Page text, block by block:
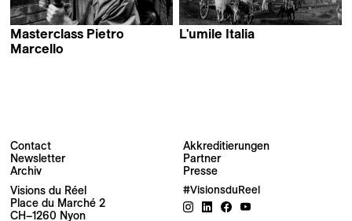
Masterclass Pietro
Marcello
L'umile Italia
Contact
Newsletter
Archiv
Akkreditierungen
Partner
Presse
Visions du Réel
Place du Marché 2
CH–1260 Nyon
#VisionsduReel
Newsletter
Ihre E-Mail-Adresse